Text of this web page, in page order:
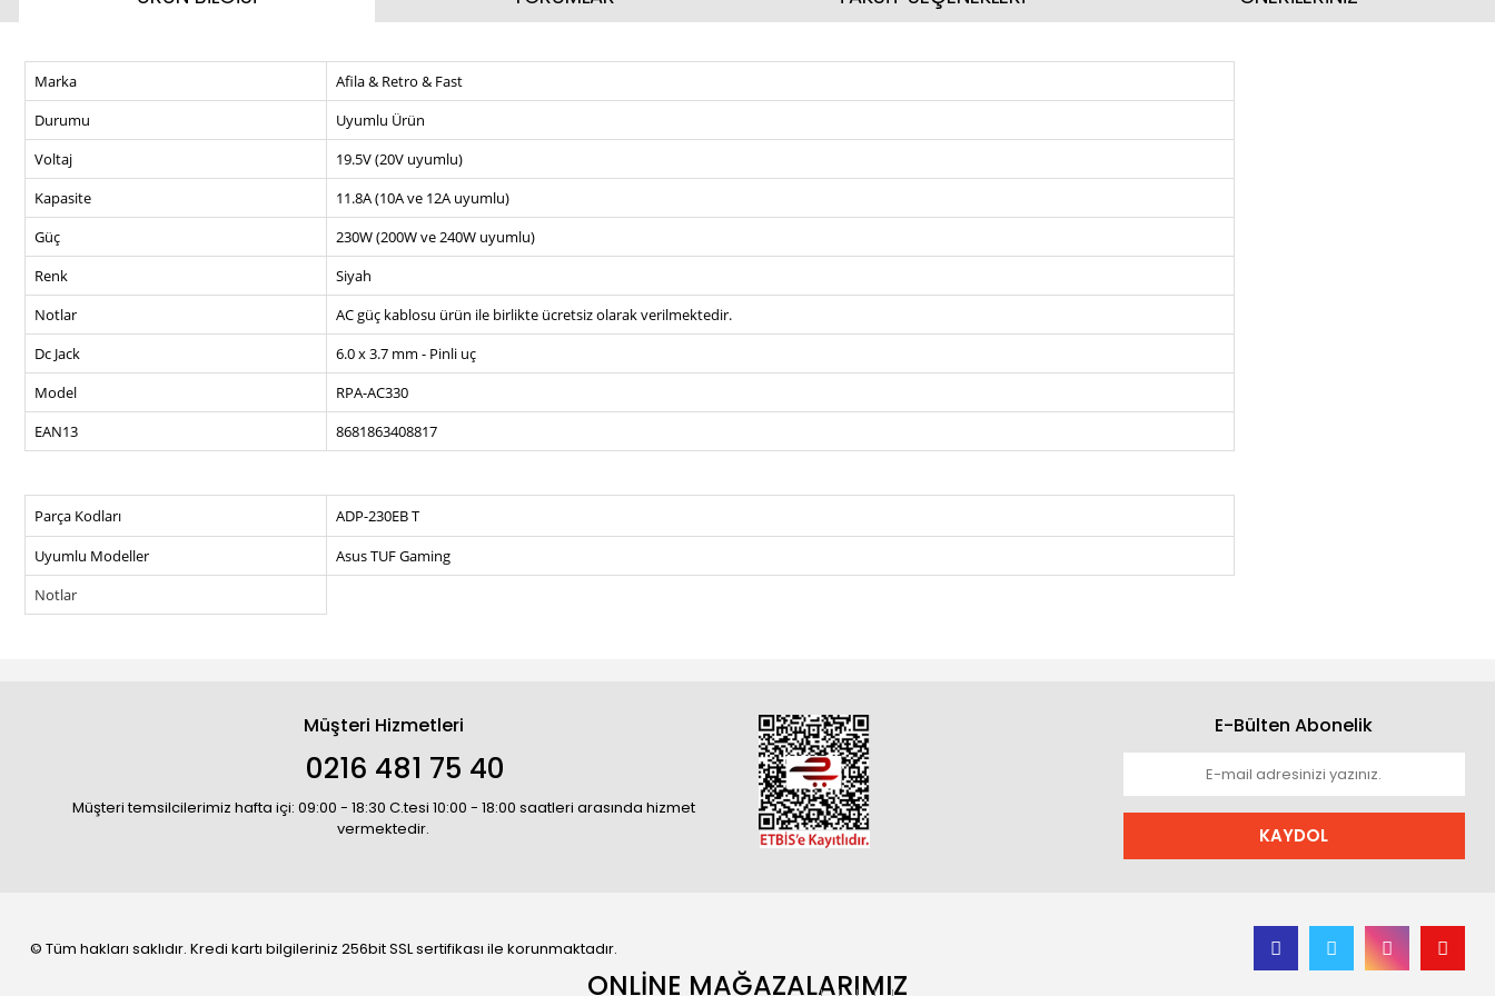
Marka
Afila & Retro & Fast
Durumu
Uyumlu Ürün
Voltaj
19.5V (20V uyumlu)
Kapasite
11.8A (10A ve 12A uyumlu)
Güç
230W (200W ve 240W uyumlu)
Renk
Siyah
Notlar
AC güç kablosu ürün ile birlikte ücretsiz olarak verilmektedir.
Dc Jack
6.0 x 3.7 mm - Pinli uç
Model
RPA-AC330
EAN13
8681863408817
Parça Kodları
ADP-230EB T
Uyumlu Modeller
Asus TUF Gaming
Notlar
Müşteri Hizmetleri
0216 481 75 40
Müşteri temsilcilerimiz hafta içi: 09:00 - 18:30 C.tesi 10:00 - 18:00 saatleri arasında hizmet
vermektedir.
E-Bülten Abonelik
KAYDOL
© Tüm hakları saklıdır. Kredi kartı bilgileriniz 256bit SSL sertifikası ile korunmaktadır.
ONLİNE MAĞAZALARIMIZ